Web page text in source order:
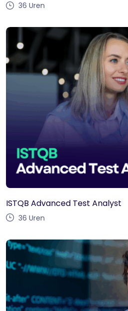
36 Uren
ISTQB Advanced Test Analyst
36 Uren